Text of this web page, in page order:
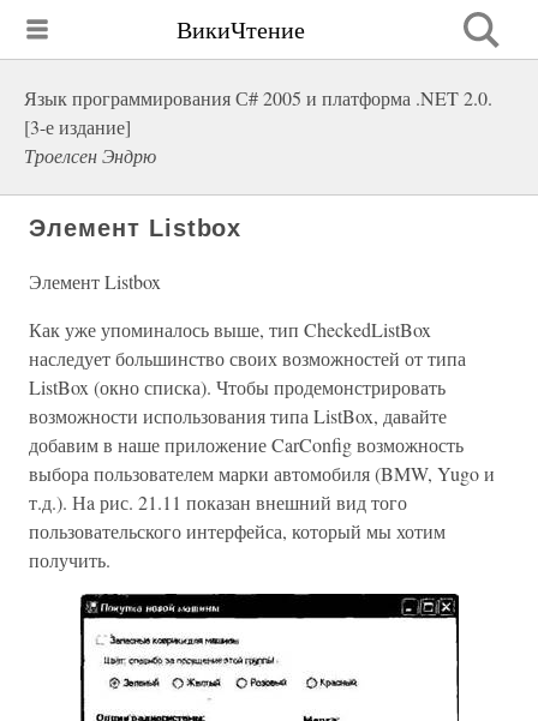
ВикиЧтение
Язык программирования С# 2005 и платформа .NET 2.0.
[3-е издание]
Троелсен Эндрю
Элемент Listbox
Элемент Listbox
Как уже упоминалось выше, тип CheckedListBox
наследует большинство своих возможностей от типа
ListBox (окно списка). Чтобы продемонстрировать
возможности использования типа ListBox, давайте
добавим в наше приложение CarConfig возможность
выбора пользователем марки автомобиля (BMW, Yugo и
т.д.). Нa рис. 21.11 показан внешний вид того
пользовательского интерфейса, который мы хотим
получить.